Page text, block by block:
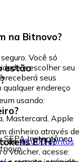
na Bitnovo?
Você só
e escolher seu
receberá seus
endereço
estão
usando:
Mastercard, Apple
SEPA Instantânea
dinheiro através de
de40.000 pontos
voucher, acesse:
ETH?